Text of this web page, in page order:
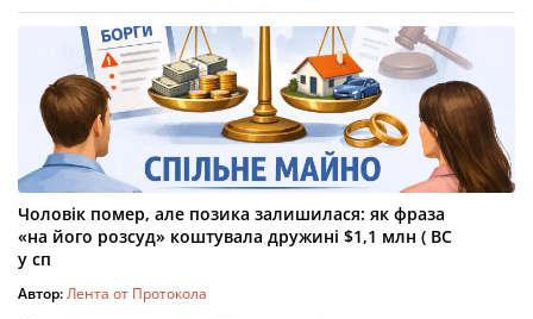
Чоловік помер, але позика залишилася: як фраза
«на його розсуд» коштувала дружині $1,1 млн ( ВС
у сп
Автор:Лента от Протокола